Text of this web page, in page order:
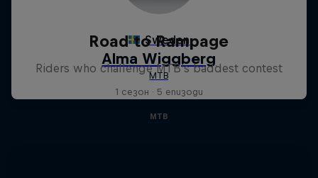
Road to Rampage
Riders who challenge MTB's baddest contest
1 сезон · 5 епизоди
MTB